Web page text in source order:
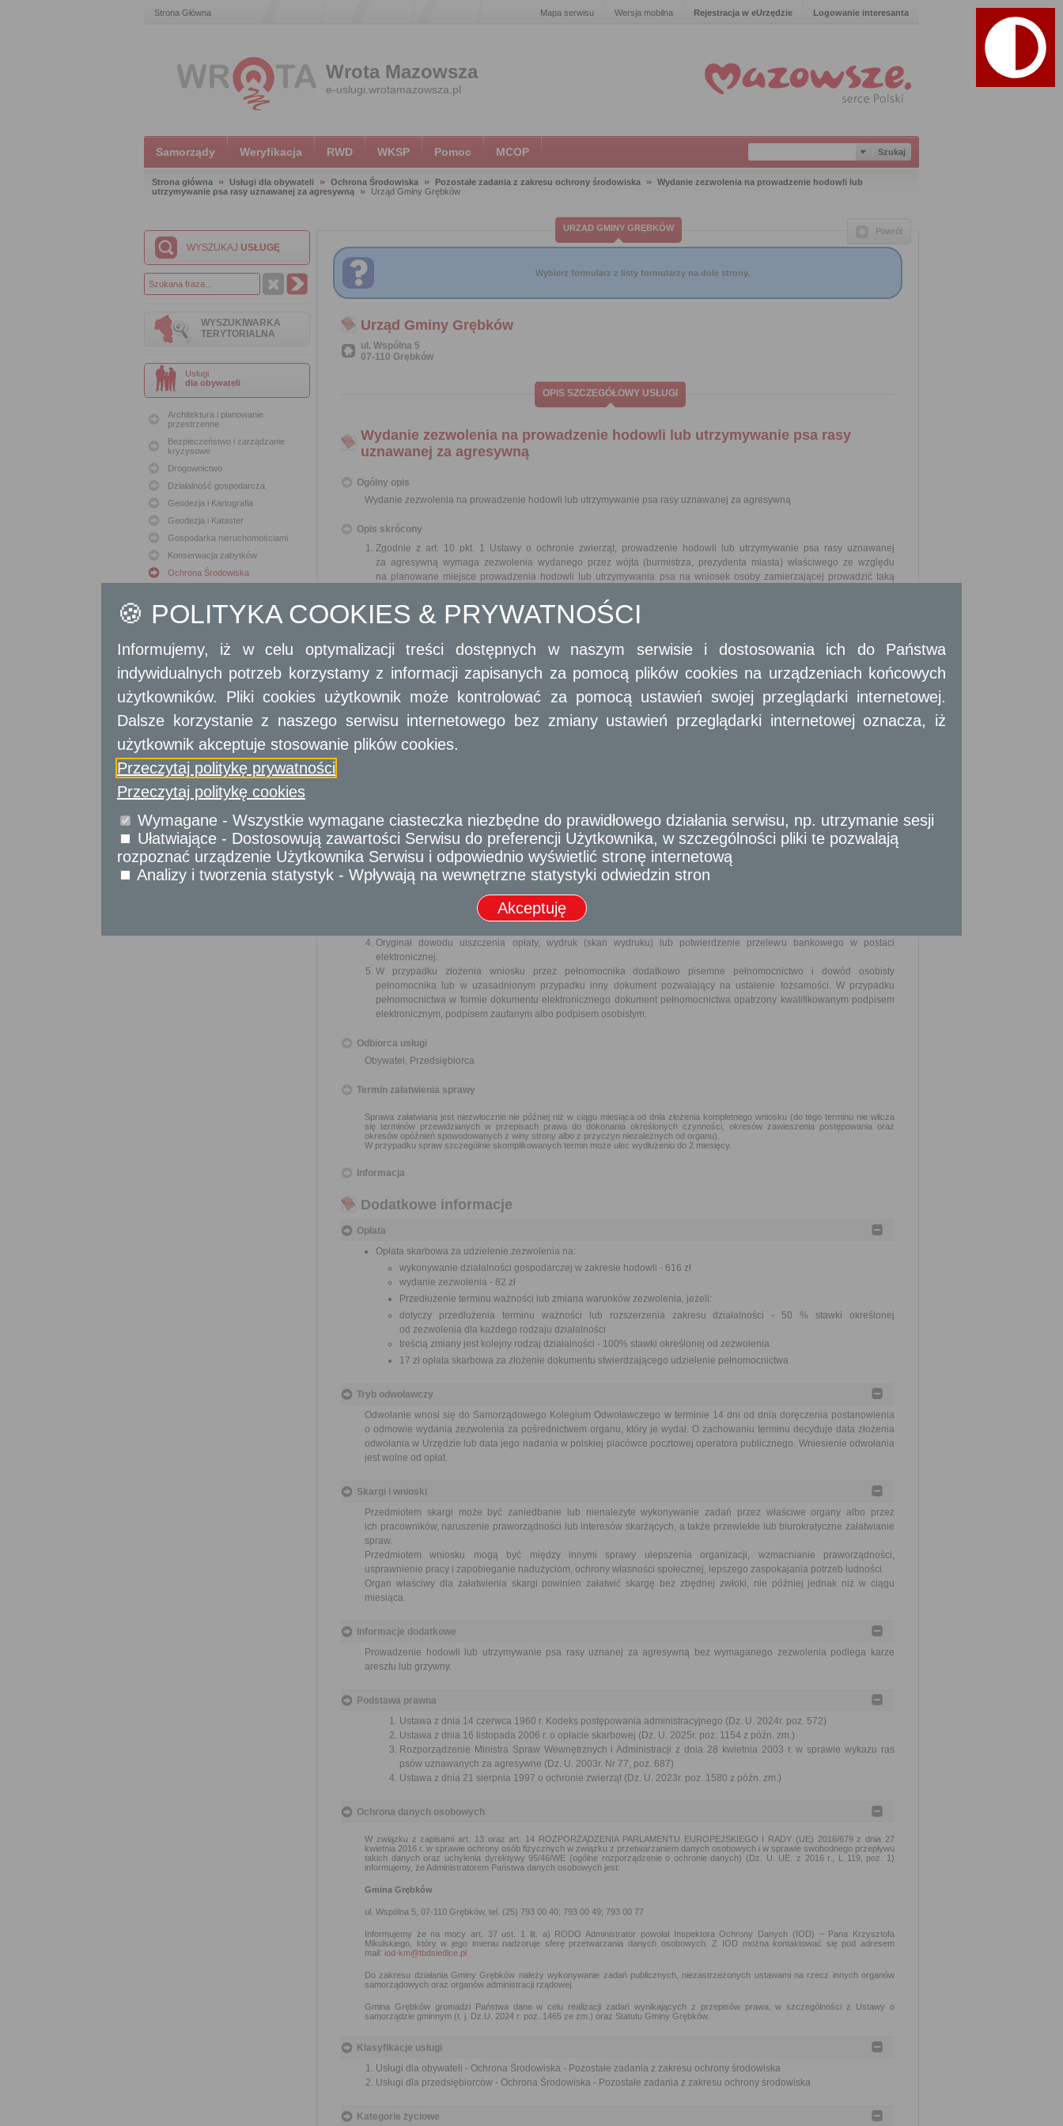
Strona Główna Mapa serwisu Wersja mobilna Rejestracja w eUrzędzie Logowanie interesanta
Wrota Mazowsza
e-uslugi.wrotamazowsza.pl
Samorządy Weryfikacja RWD WKSP Pomoc MCOP
Strona główna Usługi dla obywateli Ochrona Środowiska Pozostałe zadania z zakresu ochrony środowiska
Wydanie zezwolenia na prowadzenie hodowli lub
utrzymywanie psa rasy uznawanej za agresywną
Urząd Gminy Grębków
WYSZUKAJ USŁUGĘ
WYSZUKIWARKA
TERYTORIALNA
Usługi
dla obywateli
Architektura i planowanie
przestrzenne
Bezpieczeństwo i zarządzanie
kryzysowe
Drogownictwo
Działalność gospodarcza
Geodezja i Kartografia
Geodezja i Kataster
Gospodarka nieruchomościami
Konserwacja zabytków
Ochrona Środowiska
Podatki i opłaty lokalne
Polityka lokalowa
Polityka społeczna
Skargi i wnioski
Sport i Rekreacja
Sprawy komunalne
Sprawy obywatelskie
Udostępnianie informacji publicznej
Urząd Stanu Cywilnego
Usługi
dla przedsiębiorców
Usługidla instytucji,
urzędów
URZĄD GMINY GRĘBKÓW Powrót
Wybierz formularz z listy formularzy na dole strony.
Urząd Gminy Grębków
ul. Wspólna 5
07-110 Grębków
OPIS SZCZEGÓŁOWY USŁUGI
Wydanie zezwolenia na prowadzenie hodowli lub utrzymywanie psa rasy
uznawanej za agresywną
Ogólny opis
Wydanie zezwolenia na prowadzenie hodowli lub utrzymywanie psa rasy uznawanej za agresywną
Opis skrócony
Zgodnie z art. 10 pkt. 1 Ustawy o ochronie zwierząt, prowadzenie hodowli lub utrzymywanie psa rasy uznawanej
za agresywną wymaga zezwolenia wydanego przez wójta (burmistrza, prezydenta miasta) właściwego ze względu
na planowane miejsce prowadzenia hodowli lub utrzymywania psa na wniosek osoby zamierzającej prowadzić taką
Obywatel/przedsiębiorca, może złożyć wniosek o wydanie zezwolenia na prowadzenie hodowli lub utrzymywanie psa
rasy uznawanej za agresywną. Zezwolenie wydaje się, w zależności od żądania wnioskodawcy, na piśmie utrwalonym w
podpisem elektronicznym, podpisem zaufanym albo podpisem osobistym.
Obowiązujący wykaz ras psów uznanych za agresywne określa Rozporządzenie Ministra Spraw Wewnętrznych
i Administracji z dnia 28 kwietnia 2003 r. w sprawie wykazu ras psów uznawanych za agresywne.
Do ras psów uznawanych za agresywne zalicza się:
pies z Majorki (Perro de Presa Mallorquin)
buldog amerykański
dog argentyński
anatolian karabash
moskiewski stróżujący
owczarek kaukaski
Wymagane dokumenty
Wypełniony formularz wniosku w formie pisemnej albo w formie dokumentu elektronicznego.
Dokument potwierdzający zaszczepienie zwierzęcia przeciwko wściekliźnie.
Oryginał dowodu uiszczenia opłaty, wydruk (skan wydruku) lub potwierdzenie przelewu bankowego w postaci
elektronicznej.
W przypadku złożenia wniosku przez pełnomocnika dodatkowo pisemne pełnomocnictwo i dowód osobisty
pełnomocnika lub w uzasadnionym przypadku inny dokument pozwalający na ustalenie tożsamości. W przypadku
pełnomocnictwa w formie dokumentu elektronicznego dokument pełnomocnictwa opatrzony kwalifikowanym podpisem
elektronicznym, podpisem zaufanym albo podpisem osobistym.
Odbiorca usługi
Obywatel, Przedsiębiorca
Termin załatwienia sprawy
Sprawa załatwiana jest niezwłocznie nie później niż w ciągu miesiąca od dnia złożenia kompletnego wniosku (do tego terminu nie wlicza
się terminów przewidzianych w przepisach prawa do dokonania określonych czynności, okresów zawieszenia postępowania oraz
okresów opóźnień spowodowanych z winy strony albo z przyczyn niezależnych od organu).
W przypadku spraw szczególnie skomplikowanych termin może ulec wydłużeniu do 2 miesięcy.
Informacja
Dodatkowe informacje
Opłata
Opłata skarbowa za udzielenie zezwolenia na:
wykonywanie działalności gospodarczej w zakresie hodowli - 616 zł
wydanie zezwolenia - 82 zł
Przedłużenie terminu ważności lub zmiana warunków zezwolenia, jeżeli:
dotyczy przedłużenia terminu ważności lub rozszerzenia zakresu działalności - 50 % stawki określonej
od zezwolenia dla każdego rodzaju działalności
treścią zmiany jest kolejny rodzaj działalności - 100% stawki określonej od zezwolenia
17 zł opłata skarbowa za złożenie dokumentu stwierdzającego udzielenie pełnomocnictwa
Tryb odwoławczy
Odwołanie wnosi się do Samorządowego Kolegium Odwoławczego w terminie 14 dni od dnia doręczenia postanowienia
o odmowie wydania zezwolenia za pośrednictwem organu, który je wydał. O zachowaniu terminu decyduje data złożenia
odwołania w Urzędzie lub data jego nadania w polskiej placówce pocztowej operatora publicznego. Wniesienie odwołania
jest wolne od opłat.
Skargi i wnioski
Przedmiotem skargi może być zaniedbanie lub nienależyte wykonywanie zadań przez właściwe organy albo przez
ich pracowników, naruszenie praworządności lub interesów skarżących, a także przewlekłe lub biurokratyczne załatwianie
spraw.
Przedmiotem wniosku mogą być między innymi sprawy ulepszenia organizacji, wzmacnianie praworządności,
usprawnienie pracy i zapobieganie nadużyciom, ochrony własności społecznej, lepszego zaspokajania potrzeb ludności.
Organ właściwy dla załatwienia skargi powinien załatwić skargę bez zbędnej zwłoki, nie później jednak niż w ciągu
miesiąca.
Informacje dodatkowe
Prowadzenie hodowli lub utrzymywanie psa rasy uznanej za agresywną bez wymaganego zezwolenia podlega karze
aresztu lub grzywny.
Podstawa prawna
Ustawa z dnia 14 czerwca 1960 r. Kodeks postępowania administracyjnego (Dz. U. 2024r. poz. 572)
Ustawa z dnia 16 listopada 2006 r. o opłacie skarbowej (Dz. U. 2025r. poz. 1154 z późn. zm.)
Rozporządzenie Ministra Spraw Wewnętrznych i Administracji z dnia 28 kwietnia 2003 r. w sprawie wykazu ras
psów uznawanych za agresywne (Dz. U. 2003r. Nr 77, poz. 687)
Ustawa z dnia 21 sierpnia 1997 o ochronie zwierząt (Dz. U. 2023r. poz. 1580 z późn. zm.)
Ochrona danych osobowych
W związku z zapisami art. 13 oraz art. 14 ROZPORZĄDZENIA PARLAMENTU EUROPEJSKIEGO I RADY (UE) 2016/679 z dnia 27
kwietnia 2016 r. w sprawie ochrony osób fizycznych w związku z przetwarzaniem danych osobowych i w sprawie swobodnego przepływu
takich danych oraz uchylenia dyrektywy 95/46/WE (ogólne rozporządzenie o ochronie danych) (Dz. U. UE. z 2016 r., L 119, poz. 1)
informujemy, że Administratorem Państwa danych osobowych jest:
Gmina Grębków
ul. Wspólna 5, 07-110 Grębków, tel. (25) 793 00 40; 793 00 49; 793 00 77
Informujemy że na mocy art. 37 ust. 1 lit. a) RODO Administrator powołał Inspektora Ochrony Danych (IOD) – Pana Krzysztofa
Mikulskiego, który w jego imieniu nadzoruje sferę przetwarzania danych osobowych. Z IOD można kontaktować się pod adresem
mail: iod-km@tbdsiedlce.pl
Do zakresu działania Gminy Grębków należy wykonywanie zadań publicznych, niezastrzeżonych ustawami na rzecz innych organów
samorządowych oraz organów administracji rządowej.
Gmina Grębków gromadzi Państwa dane w celu realizacji zadań wynikających z przepisów prawa, w szczególności z Ustawy o
samorządzie gminnym (t. j. Dz.U. 2024 r. poz. 1465 ze zm.) oraz Statutu Gminy Grębków.
Klasyfikacje usługi
Usługi dla obywateli - Ochrona Środowiska - Pozostałe zadania z zakresu ochrony środowiska
Usługi dla przedsiębiorców - Ochrona Środowiska - Pozostałe zadania z zakresu ochrony środowiska
Kategorie życiowe
🍪 POLITYKA COOKIES & PRYWATNOŚCI
Informujemy, iż w celu optymalizacji treści dostępnych w naszym serwisie i dostosowania ich do Państwa
indywidualnych potrzeb korzystamy z informacji zapisanych za pomocą plików cookies na urządzeniach końcowych
użytkowników. Pliki cookies użytkownik może kontrolować za pomocą ustawień swojej przeglądarki internetowej.
Dalsze korzystanie z naszego serwisu internetowego bez zmiany ustawień przeglądarki internetowej oznacza, iż
użytkownik akceptuje stosowanie plików cookies.
Przeczytaj politykę prywatności
Przeczytaj politykę cookies
Wymagane - Wszystkie wymagane ciasteczka niezbędne do prawidłowego działania serwisu, np. utrzymanie sesji
Ułatwiające - Dostosowują zawartości Serwisu do preferencji Użytkownika, w szczególności pliki te pozwalają
rozpoznać urządzenie Użytkownika Serwisu i odpowiednio wyświetlić stronę internetową
Analizy i tworzenia statystyk - Wpływają na wewnętrzne statystyki odwiedzin stron
Akceptuję